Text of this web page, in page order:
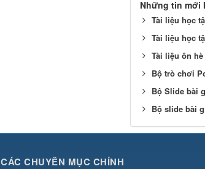
Những tin mới
Tài liệu học
Tài liệu học
Tài liệu ôn
Bộ trò chơi
Bộ Slide bài
Bộ slide bài
CÁC CHUYÊN MỤC CHÍNH